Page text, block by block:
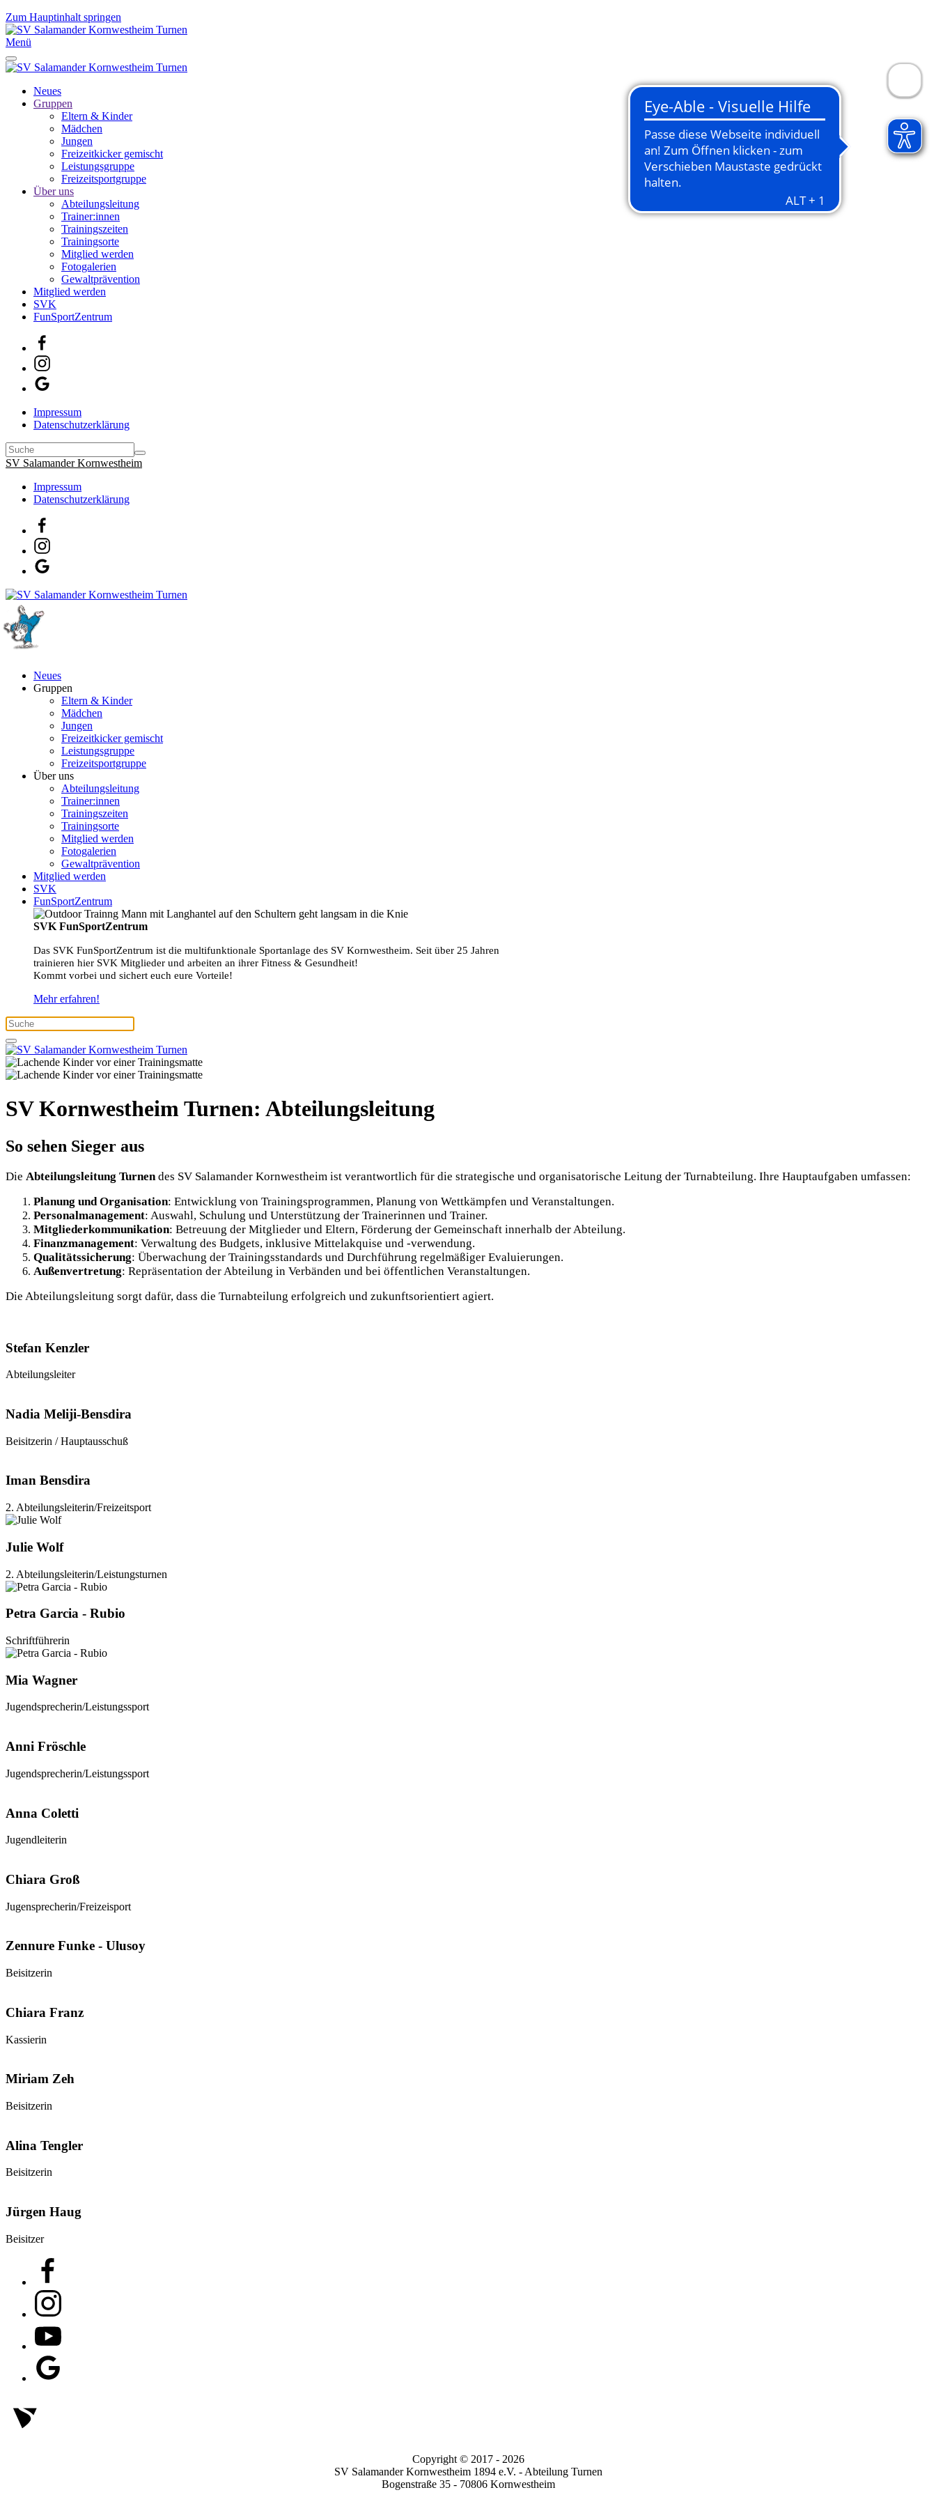
Zum Hauptinhalt springen
Menü
Neues
Gruppen
Eltern & Kinder
Mädchen
Jungen
Freizeitkicker gemischt
Leistungsgruppe
Freizeitsportgruppe
Über uns
Abteilungsleitung
Trainer:innen
Trainingszeiten
Trainingsorte
Mitglied werden
Fotogalerien
Gewaltprävention
Mitglied werden
SVK
FunSportZentrum
Impressum
Datenschutzerklärung
SV Salamander Kornwestheim
Impressum
Datenschutzerklärung
Neues
Gruppen
Eltern & Kinder
Mädchen
Jungen
Freizeitkicker gemischt
Leistungsgruppe
Freizeitsportgruppe
Über uns
Abteilungsleitung
Trainer:innen
Trainingszeiten
Trainingsorte
Mitglied werden
Fotogalerien
Gewaltprävention
Mitglied werden
SVK
FunSportZentrum
SVK FunSportZentrum
Das SVK FunSportZentrum ist die multifunktionale Sportanlage des SV Kornwestheim. Seit über 25 Jahren
trainieren hier SVK Mitglieder und arbeiten an ihrer Fitness & Gesundheit!
Kommt vorbei und sichert euch eure Vorteile!
Mehr erfahren!
SV Kornwestheim Turnen: Abteilungsleitung
So sehen Sieger aus
Die Abteilungsleitung Turnen des SV Salamander Kornwestheim ist verantwortlich für die strategische und organisatorische Leitung der Turnabteilung. Ihre Hauptaufgaben umfassen:
Planung und Organisation: Entwicklung von Trainingsprogrammen, Planung von Wettkämpfen und Veranstaltungen.
Personalmanagement: Auswahl, Schulung und Unterstützung der Trainerinnen und Trainer.
Mitgliederkommunikation: Betreuung der Mitglieder und Eltern, Förderung der Gemeinschaft innerhalb der Abteilung.
Finanzmanagement: Verwaltung des Budgets, inklusive Mittelakquise und -verwendung.
Qualitätssicherung: Überwachung der Trainingsstandards und Durchführung regelmäßiger Evaluierungen.
Außenvertretung: Repräsentation der Abteilung in Verbänden und bei öffentlichen Veranstaltungen.
Die Abteilungsleitung sorgt dafür, dass die Turnabteilung erfolgreich und zukunftsorientiert agiert.
Stefan Kenzler
Abteilungsleiter
Nadia Meliji-Bensdira
Beisitzerin / Hauptausschuß
Iman Bensdira
2. Abteilungs­leiterin/Freizeitsport
Julie Wolf
2. Abteilungs­leiterin/Leistungsturnen
Petra Garcia - Rubio
Schriftführerin
Mia Wagner
Jugendsprecherin/Leistungssport
Anni Fröschle
Jugendsprecherin/Leistungssport
Anna Coletti
Jugendleiterin
Chiara Groß
Jugensprecherin/Freizeisport
Zennure Funke - Ulusoy
Beisitzerin
Chiara Franz
Kassierin
Miriam Zeh
Beisitzerin
Alina Tengler
Beisitzerin
Jürgen Haug
Beisitzer
Copyright © 2017 - 2026
SV Salamander Kornwestheim 1894 e.V. - Abteilung Turnen
Bogenstraße 35 - 70806 Kornwestheim